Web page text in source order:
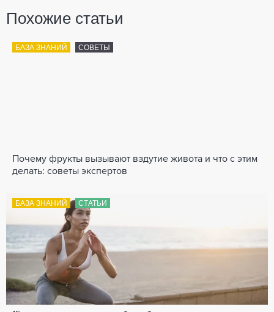
Похожие статьи
БАЗА ЗНАНИЙ СОВЕТЫ
Почему фрукты вызывают вздутие живота и что с этим
делать: советы экспертов
БАЗА ЗНАНИЙ СТАТЬИ